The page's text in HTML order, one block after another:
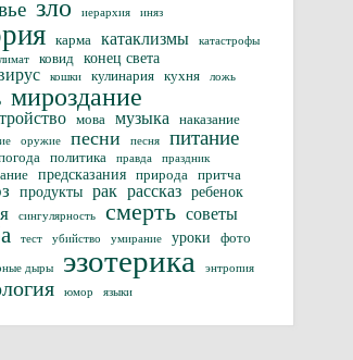
зло иерархия иняз
карма катаклизмы катастрофы
ковид конец света
кошки кулинария кухня ложь
мироздание
мова музыка наказание
оружие песни песня питание
политика правда праздник
предсказания природа притча
продукты рак рассказ ребенок
сингулярность смерть советы
тест убийство умирание уроки
фото
дыры эзотерика энтропия
юмор языки